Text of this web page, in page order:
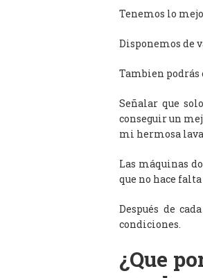
Tenemos lo
Disponemos de
Tambien podrás
Señalar que
conseguir un
mi hermosa
Las máquinas
que no hace
Después de
condiciones.
¿Que